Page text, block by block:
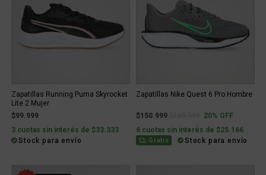
Zapatillas Running Puma Skyrocket
Lite 2 Mujer
$99.999
3 cuotas sin interés de $33.333
Stock para envío
Zapatillas Nike Quest 6 Pro Hombre
$150.999 Price reduced from
to20% OFF
6 cuotas sin interés de $25.166
Gratis Stock para envío